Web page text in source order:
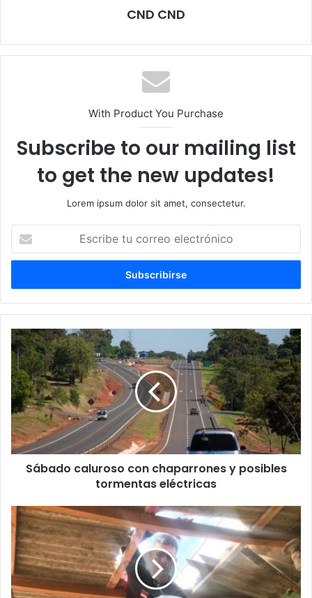
CND CND
With Product You Purchase
Subscribe to our mailing list
to get the new updates!
Lorem ipsum dolor sit amet, consectetur.
correo
Sábado caluroso con chaparrones y posibles
tormentas eléctricas